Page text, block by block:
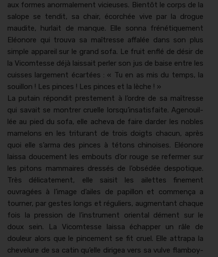
aux formes anor­male­ment vicieuses. Bien­tôt le corps de la
salope se ten­dit, sa chair, écorchée vive par la drogue
mau­dite, hurlait de manque. Elle son­na fréné­tique­ment
Eléonore qui trou­va sa maîtresse affalée dans son plus
sim­ple appareil sur le grand sofa. Le fruit enflé de désir de
la Vicomtesse déjà lais­sait per­ler son jus de baise entre les
cuiss­es large­ment écartées : « Tu en as mis du temps, la
souil­lon ! Les pinces ! Les pinces et la lèche ! »
La putain répon­dit preste­ment à l’ordre de sa maîtresse
qui savait se mon­tr­er cru­elle lorsqu’insatisfaite. Age­nouil­
lée au pied du sofa, elle ache­va de faire dard­er les nobles
mamel­ons en les trit­u­rant de trois doigts cha­cun, après
quoi elle s’arma des pinces à tétons chi­nois­es. Eléonore
lais­sa douce­ment les embouts d’or rouge se refer­mer sur
les pitons mam­maires dressés de l’obsédée despo­tique.
Très déli­cate­ment, elle saisit les ailettes fine­ment
ouvragées à l’image d’ailes de papil­lon et com­mença a
tourn­er, par gestes longs et réguliers, aug­men­tant chaque
fois la pres­sion de l’instrument ori­en­tal dément sur le
doux sein. La Vicomtesse lais­sa échap­per un râle de
douleur alors que le pince­ment se fit cru­el. Elle attra­pa la
chevelure de sa catin qu’elle dirigea vers sa vul­ve flam­boy­